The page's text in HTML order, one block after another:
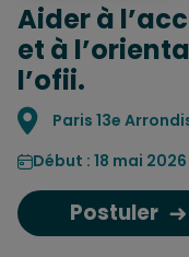
Aider à
et à
l’ofii.
Localisation
Paris 13e
Début : 18 mai
Postuler